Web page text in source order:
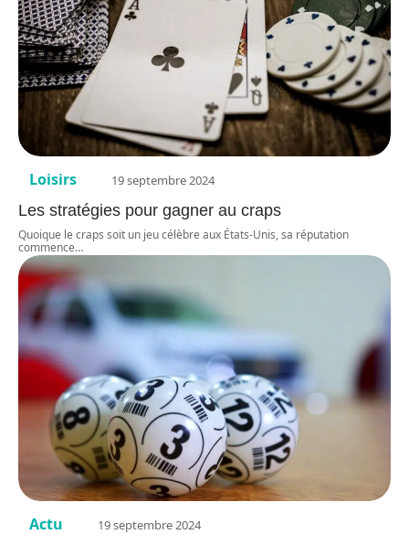
Loisirs 19 septembre 2024
Les stratégies pour gagner au craps
Quoique le craps soit un jeu célèbre aux États-Unis, sa réputation
commence…
Actu 19 septembre 2024